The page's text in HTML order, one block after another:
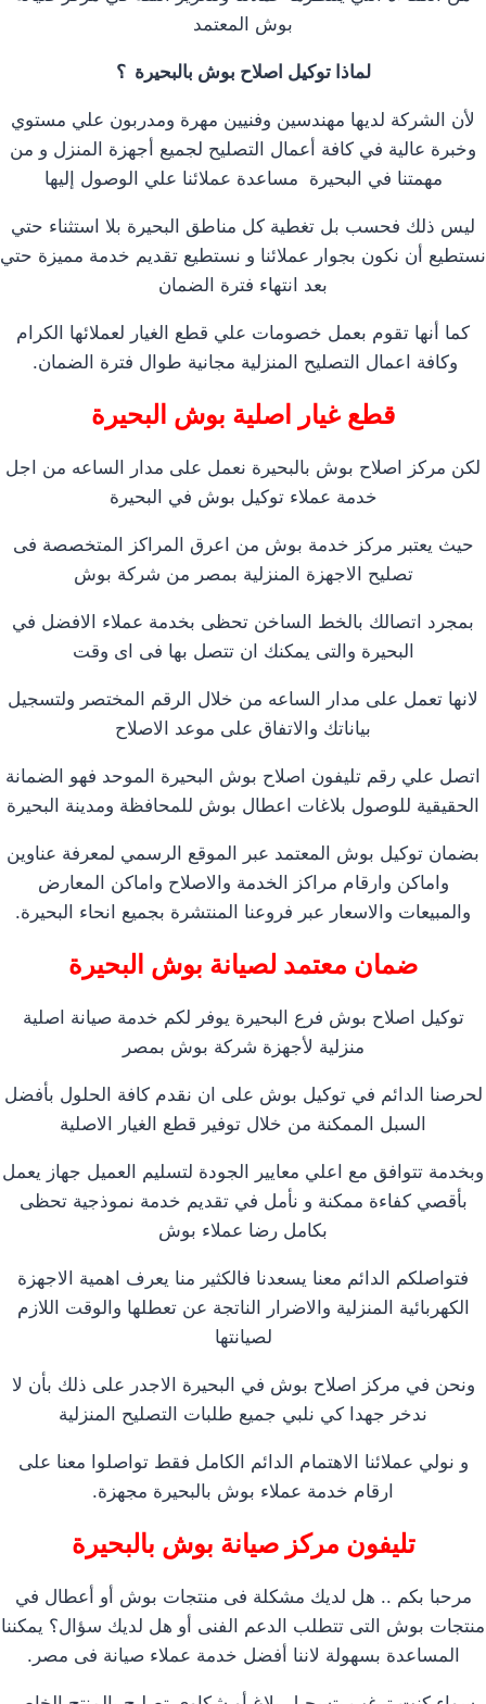
بوش المعتمد
لماذا توكيل اصلاح بوش بالبحيرة ؟
لأن الشركة لديها مهندسين وفنيين مهرة ومدربون علي مستوي
وخبرة عالية في كافة أعمال التصليح لجميع أجهزة المنزل و من
مهمتنا في البحيرة مساعدة عملائنا علي الوصول إليها
ليس ذلك فحسب بل تغطية كل مناطق البحيرة بلا استثناء حتي
نستطيع أن نكون بجوار عملائنا و نستطيع تقديم خدمة مميزة حتي
بعد انتهاء فترة الضمان
كما أنها تقوم بعمل خصومات علي قطع الغيار لعملائها الكرام
وكافة اعمال التصليح المنزلية مجانية طوال فترة الضمان.
قطع غيار اصلية بوش البحيرة
لكن مركز اصلاح بوش بالبحيرة نعمل على مدار الساعه من اجل
خدمة عملاء توكيل بوش في البحيرة
حيث يعتبر مركز خدمة بوش من اعرق المراكز المتخصصة فى
تصليح الاجهزة المنزلية بمصر من شركة بوش
بمجرد اتصالك بالخط الساخن تحظى بخدمة عملاء الافضل في
البحيرة والتى يمكنك ان تتصل بها فى اى وقت
لانها تعمل على مدار الساعه من خلال الرقم المختصر ولتسجيل
بياناتك والاتفاق على موعد الاصلاح
اتصل علي رقم تليفون اصلاح بوش البحيرة الموحد فهو الضمانة
الحقيقية للوصول بلاغات اعطال بوش للمحافظة ومدينة البحيرة
بضمان توكيل بوش المعتمد عبر الموقع الرسمي لمعرفة عناوين
واماكن وارقام مراكز الخدمة والاصلاح واماكن المعارض
والمبيعات والاسعار عبر فروعنا المنتشرة بجميع انحاء البحيرة.
ضمان معتمد لصيانة بوش البحيرة
توكيل اصلاح بوش فرع البحيرة يوفر لكم خدمة صيانة اصلية
منزلية لأجهزة شركة بوش بمصر
لحرصنا الدائم في توكيل بوش على ان نقدم كافة الحلول بأفضل
السبل الممكنة من خلال توفير قطع الغيار الاصلية
وبخدمة تتوافق مع اعلي معايير الجودة لتسليم العميل جهاز يعمل
بأقصي كفاءة ممكنة و نأمل في تقديم خدمة نموذجية تحظى
بكامل رضا عملاء بوش
فتواصلكم الدائم معنا يسعدنا فالكثير منا يعرف اهمية الاجهزة
الكهربائية المنزلية والاضرار الناتجة عن تعطلها والوقت اللازم
لصيانتها
ونحن في مركز اصلاح بوش في البحيرة الاجدر على ذلك بأن لا
ندخر جهدا كي نلبي جميع طلبات التصليح المنزلية
و نولي عملائنا الاهتمام الدائم الكامل فقط تواصلوا معنا على
ارقام خدمة عملاء بوش بالبحيرة مجهزة.
تليفون مركز صيانة بوش بالبحيرة
مرحبا بكم .. هل لديك مشكلة فى منتجات بوش أو أعطال في
منتجات بوش التى تتطلب الدعم الفنى أو هل لديك سؤال؟ يمكننا
المساعدة بسهولة لاننا أفضل خدمة عملاء صيانة فى مصر.